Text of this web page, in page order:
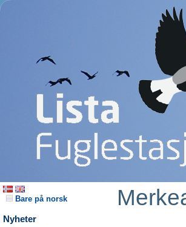
Bare på norsk
Nyheter